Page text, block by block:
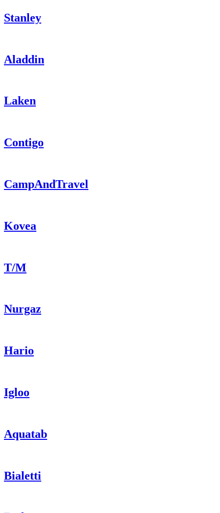
Stanley
Aladdin
Laken
Contigo
CampAndTravel
Kovea
T/M
Nurgaz
Hario
Igloo
Aquatab
Bialetti